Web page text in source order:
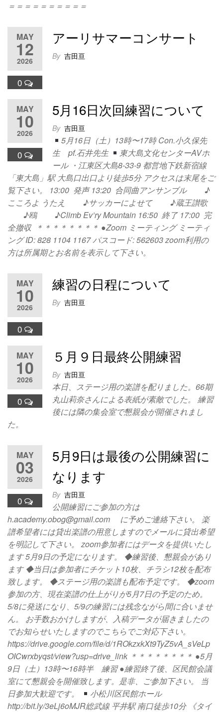
＝＝＝＝＝＝＝＝＝＝
MAY
12
2026
0
アーリサマーコンサート
By 吉田亘
MAY
10
2026
0
5月16日次回練習について
By 吉田亘
5月16日（土）13時〜17時 Con.小久保先
生 pf.石井先生
東大島文化センターAVホ
ール ・江東区大島8-33-9 都営地下鉄新宿線
「東大島」駅 大島口出口より徒歩5分 アクセスは末尾をご
覧下さい。 13:00 発声 13:20 合同曲アンサンブル ♪
こころよ うたえ ♪サッカーによせて ♪蔵王讃歌
♪鴎 ♪Climb Ev’ry Mountain 16:50 終了 17:00 完
全撤収 ＊＊＊＊＊＊＊＊ ●Zoom ミーティング ミーティ
ング ID: 828 1104 1167 パスコード: 562603 zoom利用の
方は所属期とお名前を表示して下さい。
MAY
10
2026
0
練習の日程について
By 吉田亘
MAY
10
2026
0
５月９日最終公開練習
By 吉田亘
本日、ステージ用の楽譜を配りました。66期
丸⼭莉奈さんによる表紙が素敵でした。 練習
後には隣の集会室で懇親会が開催されまし
た。
MAY
03
2026
0
5月9日は最後の公開練習に
なります
By 吉田亘
公開練習にご参加の方は
h.academy.obog@gmail.com に予めご連絡下さい。 楽
譜希望者には貸出楽譜の用意しますのでメールに貸出希望
を明記して下さい。 zoom参加者にはデータを提供いたし
ます 5月9日の予定になります。 ◆練習後、懇親会があり
ます ◆当日は参加者にチケット10枚、チラシ12枚を配布
致します。 ◆ステージ用の楽譜も配布予定です。 ◆zoom
参加の方、現在楽譜の仕上がりが5月7日の予定のため。
5/8に発送になり、5/9の練習には残念ながら間に合いませ
ん。 お手数おかけしますが、入稿データが届きましたの
でお知らせいたしますのでこちらでご対応下さい。
https://drive.google.com/file/d/1ROkzxkXt9TyZ5vA_sVeLp
OICwrxbyqst/view?usp=drive_link ＊＊＊＊＊＊＊＊ ●5月
9日（土）13時〜16時半 練習 ●練習終了後、区民館会議
室にて懇親会を開催致します。是非、ご参加下さい。 当
日参加大歓迎です。
小松川区民館ホール
http://bit.ly/3eLj6oMJR総武線 平井駅 南口徒歩10分 《タイ